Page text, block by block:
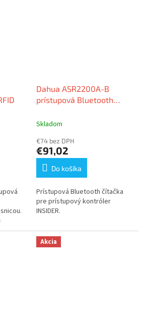
485.
Dahua ASR2200A-B
prístupová Bluetooth
Skladom
€74 bez DPH
€91,02
Do košíka
Prístupová Bluetooth čítačka
pre prístupový kontróler
INSIDER.
Akcia